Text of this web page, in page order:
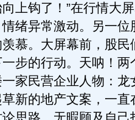
上钩了！”在行情大
绪异常激动。另一位
慕。大屏幕前，股民
步的行动。天呐！两
家民营企业人物：龙
新的地产文案，一直